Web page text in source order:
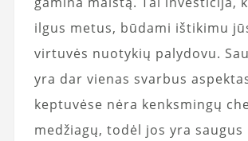
ilgus metus, būdami ištikimu
virtuvės nuotykių palydovu.
yra dar vienas svarbus
keptuvėse nėra kenksmingų
medžiagų, todėl jos yra saugus